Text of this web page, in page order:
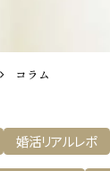
コラム
婚活リアルレポ